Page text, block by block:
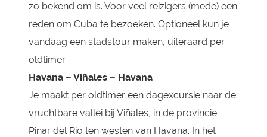
zo bekend om is. Voor veel reizigers (mede) een
reden om Cuba te bezoeken. Optioneel kun je
vandaag een stadstour maken, uiteraard per
oldtimer.
Havana – Viñales – Havana
Je maakt per oldtimer een dagexcursie naar de
vruchtbare vallei bij Viñales, in de provincie
Pinar del Rio ten westen van Havana. In het